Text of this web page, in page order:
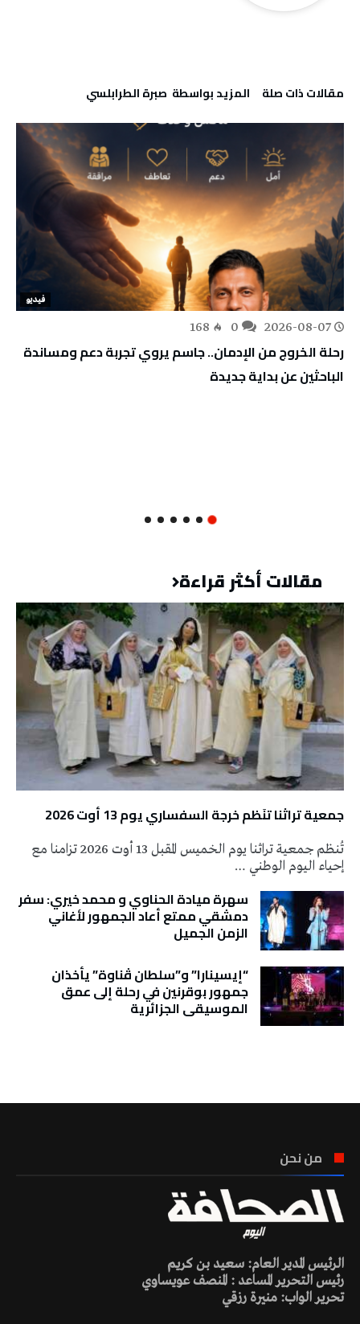
‫مقالات ذات صلة‬ ‫‫المزيد بواسطة‬ ‬ صبرة الطرابلسي
فيديو
2026-08-07
168
رحلة الخروج من الإدمان.. جاسم يروي تجربة دعم ومساندة
الباحثين عن بداية جديدة
مقالات أكثر قراءة
جمعية تراثنا تنَظم خرجة السفساري يوم 13 أوت 2026
تُنظم جمعية تراثنا يوم الخميس المقبل 13 أوت 2026 تزامنا مع
إحياء اليوم الوطني …
سهرة ميادة الحناوي و محمد خيري: سفر
دمشقي ممتع أعاد الجمهور لأغاني
الزمن الجميل
“إيسينارا” و”سلطان ڤناوة” يأخذان
جمهور بوقرنين في رحلة إلى عمق
الموسيقى الجزائرية
من نحن
الرئيس المدير العام: سعيد بن كريم
رئيس التحرير المساعد : المنصف عويساوي
تحرير الواب: منيرة رزقي